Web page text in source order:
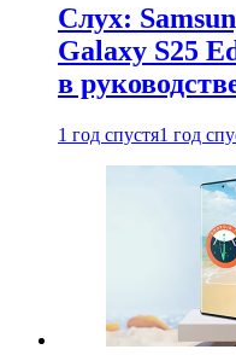
Слух:
Galaxy S25
в
1 год спустя1 год